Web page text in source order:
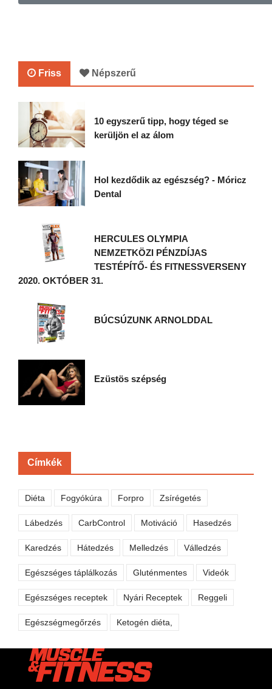
Friss Népszerű
10 egyszerű tipp, hogy téged se
kerüljön el az álom
Hol kezdődik az egészség? - Móricz
Dental
HERCULES OLYMPIA
NEMZETKÖZI PÉNZDÍJAS
TESTÉPÍTŐ- ÉS FITNESSVERSENY
2020. OKTÓBER 31.
BÚCSÚZUNK ARNOLDDAL
Ezüstös szépség
Címkék
Diéta Fogyókúra Forpro Zsírégetés
Lábedzés CarbControl Motiváció Hasedzés
Karedzés Hátedzés Melledzés Válledzés
Egészséges táplálkozás Gluténmentes Videók
Egészséges receptek Nyári Receptek Reggeli
Egészségmegőrzés Ketogén diéta,